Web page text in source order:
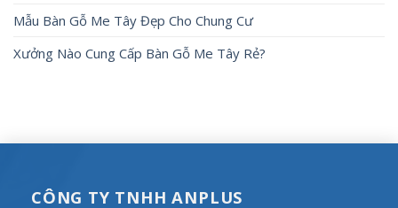
Mẫu Bàn Gỗ Me Tây Đẹp Cho Chung Cư
Xưởng Nào Cung Cấp Bàn Gỗ Me Tây Rẻ?
CÔNG TY TNHH ANPLUS